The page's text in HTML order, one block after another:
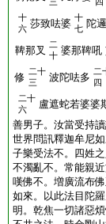
十
六 莎致呿婆 十
七 陀
鞞那叉 二
十 婆那鞞吼
修 二十
三
波陀呿多 二
四
二十
六
盧遮蛇若婆婆
善男子。汝當受持
世界問訊釋迦牟尼
子樂受法不。四姓
不濁亂不。常能親
嘆佛不。増廣流布
如來。以此法目陀
明。乾焦一切諸惡